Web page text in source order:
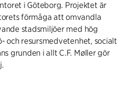
i Göteborg. Projektet är
förmåga att omvandla
stadsmiljöer med hög
och resursmedvetenhet, socialt
grunden i allt C.F. Møller gör